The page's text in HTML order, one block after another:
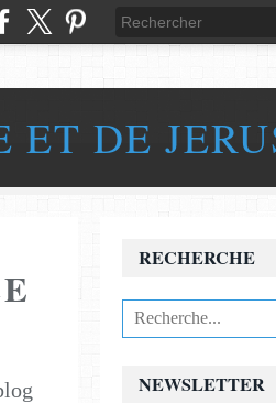
ET DE
NEWSLETTER
RECHERCHE